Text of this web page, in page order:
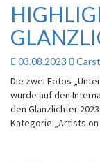
HIGHLIGHTS
BEI
DEN
2023
03.08.2023
Die zwei Fotos
wurde auf den
den Glanzlichter
Kategorie „Artists on